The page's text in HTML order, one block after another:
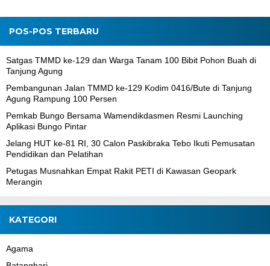
POS-POS TERBARU
Satgas TMMD ke-129 dan Warga Tanam 100 Bibit Pohon Buah di
Tanjung Agung
Pembangunan Jalan TMMD ke-129 Kodim 0416/Bute di Tanjung
Agung Rampung 100 Persen
Pemkab Bungo Bersama Wamendikdasmen Resmi Launching
Aplikasi Bungo Pintar
Jelang HUT ke-81 RI, 30 Calon Paskibraka Tebo Ikuti Pemusatan
Pendidikan dan Pelatihan
Petugas Musnahkan Empat Rakit PETI di Kawasan Geopark
Merangin
KATEGORI
Agama